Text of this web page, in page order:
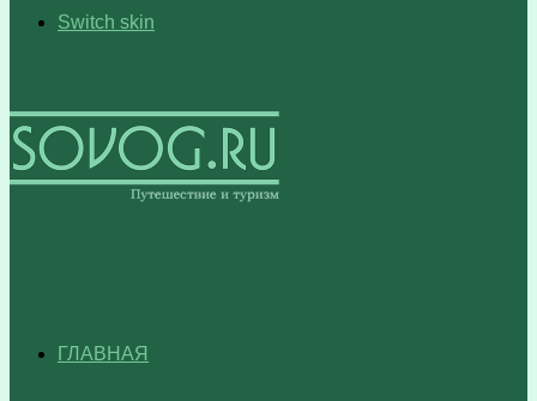
Switch skin
ГЛАВНАЯ